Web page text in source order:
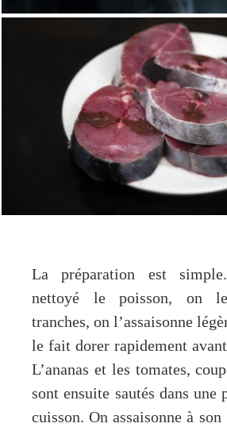
La préparation est
nettoyé le poisson, on
tranches, on l’assaisonne
le fait dorer rapidement
L’ananas et les tomates,
sont ensuite sautés dans une
cuisson. On assaisonne à